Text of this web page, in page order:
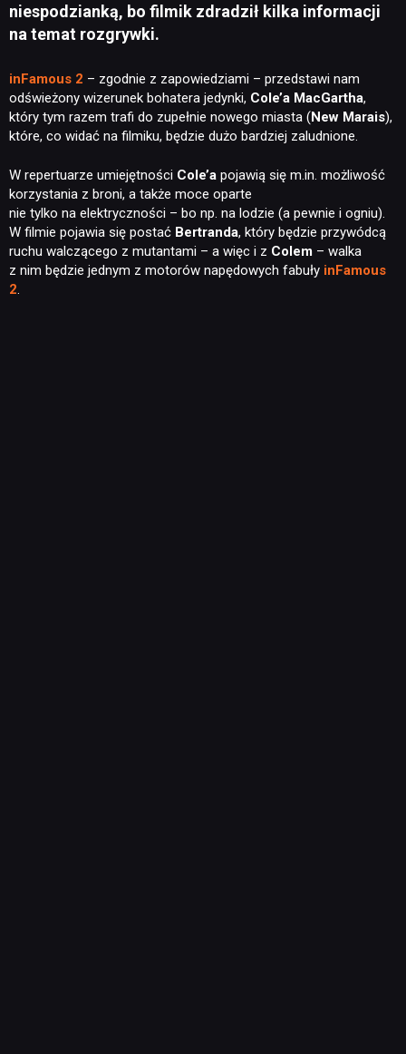
niespodzianką, bo filmik zdradził kilka informacji
na temat rozgrywki.
inFamous 2 – zgodnie z zapowiedziami – przedstawi nam
odświeżony wizerunek bohatera jedynki, Cole’a MacGartha,
który tym razem trafi do zupełnie nowego miasta (New Marais),
które, co widać na filmiku, będzie dużo bardziej zaludnione.
W repertuarze umiejętności Cole’a pojawią się m.in. możliwość
korzystania z broni, a także moce oparte
nie tylko na elektryczności – bo np. na lodzie (a pewnie i ogniu).
W filmie pojawia się postać Bertranda, który będzie przywódcą
ruchu walczącego z mutantami – a więc i z Colem – walka
z nim będzie jednym z motorów napędowych fabuły inFamous
2.